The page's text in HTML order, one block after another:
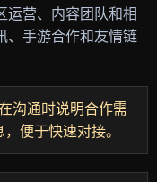
运营、内容团队和相
、手游合作和友情链
沟通时说明合作需
便于快速对接。